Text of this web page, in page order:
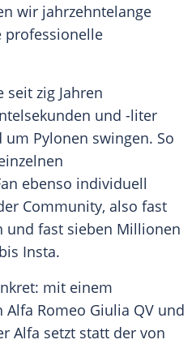
wir jahrzehntelange
professionelle
seit zig Jahren
und -liter
Pylonen swingen. So
ebenso individuell
Community, also fast
und fast sieben Millionen
Insta.
mit einem
Alfa Romeo Giulia QV und
Alfa setzt statt der von